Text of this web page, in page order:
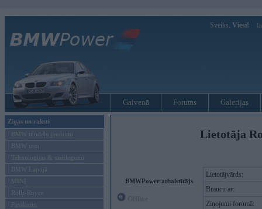
Sveiks, Viesi!
Galvenā Forums Galerijas
Ziņas un raksti
BMW modeļu jaunumi
BMW testi
Tehnoloģijas & sasniegumi
BMW Latvijā
MINI
Rolls-Royce
Pasākumi
Lietotāja
BMWPower atbalstītājs
Lietotājvārds:
Braucu ar:
Ziņojumi forumā: